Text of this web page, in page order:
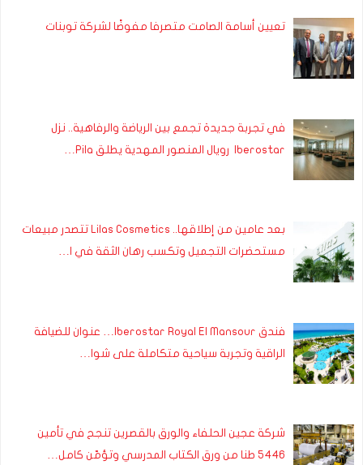
تعيين أسامة الصامت متصرفا مفوضًا لشركة توبنات
في تجربة جديدة تجمع بين الرياضة والرفاهية.. نزل
Iberostar رويال المنصور المهدية يطلق Pila…
بعد عامين من إطلاقها.. Lilas Cosmetics تتصدر مبيعات
مستحضرات التجميل وتكسب رهان الثقة في ا…
فندق Iberostar Royal El Mansour… عنوان للضيافة
الراقية وتجربة سياحية متكاملة على شوا…
شركة عجين الحلفاء والورق بالقصرين تنجح في تأمين
5446 طنا من ورق الكتاب المدرسي وتؤمّن كامل…